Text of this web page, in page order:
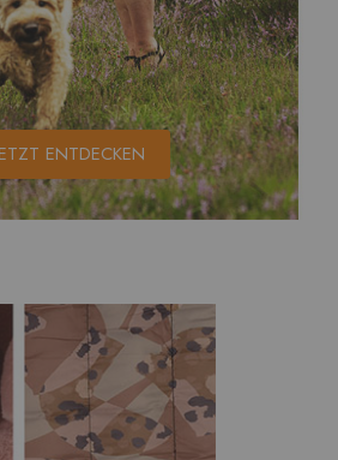
ENTDECKEN